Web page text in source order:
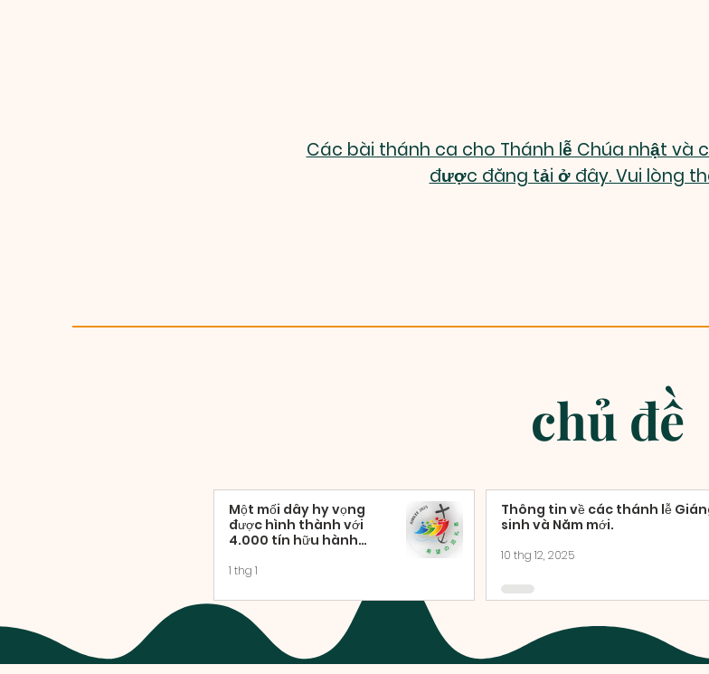
Các bài thánh ca cho Thánh lễ Chúa nhật
được đăng tải ở đây. Vui lòng
chủ đề
Một mối dây hy vọng
được hình thành với
4.000 tín hữu hành
mạc Năm Thánh.
1 thg 1
Thông tin về các thánh lễ
sinh và Năm mới.
10 thg 12, 2025